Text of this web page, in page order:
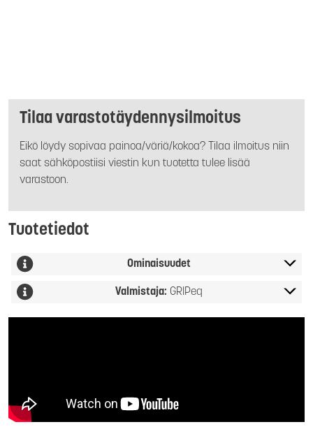
Tilaa varastotäydennysilmoitus
Eikö löydy sopivaa painoa/väriä/kokoa? Tilaa ilmoitus niin
saat sähköpostiisi viestin kun tuotetta tulee lisää
varastoon.
Tuotetiedot
Ominaisuudet
Valmistaja: GRIPeq